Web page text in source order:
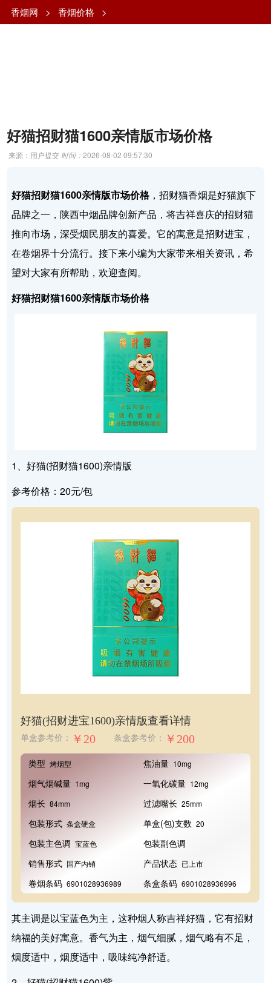
香烟网 > 香烟价格 >
好猫招财猫1600亲情版市场价格
来源：用户提交 时间：2026-08-02 09:57:30
好猫招财猫1600亲情版市场价格，招财猫香烟是好猫旗下
品牌之一，陕西中烟品牌创新产品，将吉祥喜庆的招财猫
推向市场，深受烟民朋友的喜爱。它的寓意是招财进宝，
在卷烟界十分流行。接下来小编为大家带来相关资讯，希
望对大家有所帮助，欢迎查阅。
好猫招财猫1600亲情版市场价格
1、好猫(招财猫1600)亲情版
参考价格：20元/包
好猫(招财进宝1600)亲情版查看详情
单盒参考价： ￥20 条盒参考价： ￥200
类型 烤烟型 焦油量 10mg
烟气烟碱量 1mg 一氧化碳量 12mg
烟长 84mm 过滤嘴长 25mm
包装形式 条盒硬盒 单盒(包)支数 20
包装主色调 宝蓝色
包装副色调
销售形式 国产内销 产品状态 已上市
卷烟条码 6901028936989 条盒条码 6901028936996
其主调是以宝蓝色为主，这种烟人称吉祥好猫，它有招财
纳福的美好寓意。香气为主，烟气细腻，烟气略有不足，
烟度适中，烟度适中，吸味纯净舒适。